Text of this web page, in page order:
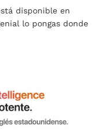
disponible en
lo pongas donde